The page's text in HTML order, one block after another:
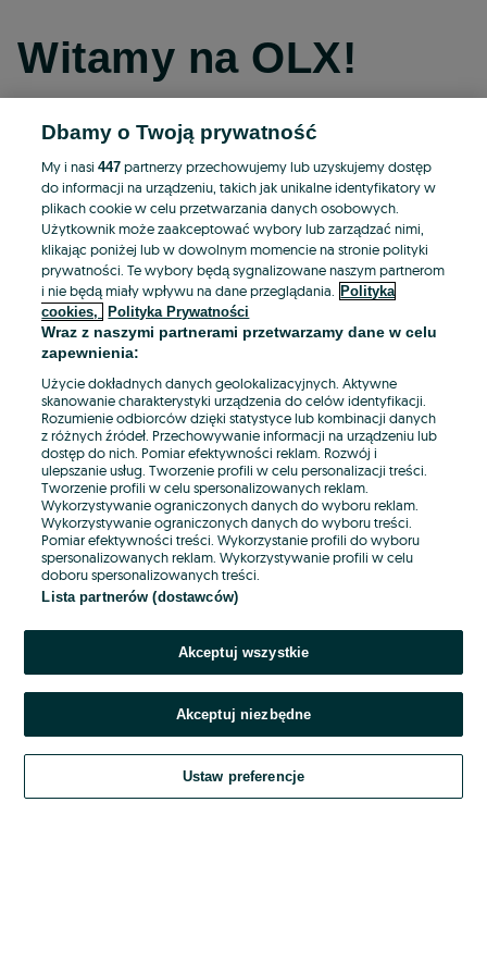
Witamy na OLX!
Kontynuuj przez Facebooka
Kontynuuj przez konto Apple
Kontynuuj przez konto Google
LUB
E-mail
Hasło
Nie pamiętasz hasła?
Zaloguj się
Kontynuując za pośrednictwem jednego z dostawców wskazanych powyżej,
Regulamin serwisu OLX.pl w jego aktualnym brzmieniu.
Dbamy o Twoją prywatność
My i nasi447 partnerzy przechowujemy lub uzyskujemy dostęp
do informacji na urządzeniu, takich jak unikalne identyfikatory w
plikach cookie w celu przetwarzania danych osobowych.
Użytkownik może zaakceptować wybory lub zarządzać nimi,
klikając poniżej lub w dowolnym momencie na stronie polityki
prywatności. Te wybory będą sygnalizowane naszym partnerom
i nie będą miały wpływu na dane przeglądania.
Polityka
cookies,
Polityka Prywatności
Wraz z naszymi partnerami przetwarzamy dane w celu
zapewnienia:
Użycie dokładnych danych geolokalizacyjnych. Aktywne
skanowanie charakterystyki urządzenia do celów identyfikacji.
Rozumienie odbiorców dzięki statystyce lub kombinacji danych
z różnych źródeł. Przechowywanie informacji na urządzeniu lub
dostęp do nich. Pomiar efektywności reklam. Rozwój i
ulepszanie usług. Tworzenie profili w celu personalizacji treści.
Tworzenie profili w celu spersonalizowanych reklam.
Wykorzystywanie ograniczonych danych do wyboru reklam.
Wykorzystywanie ograniczonych danych do wyboru treści.
Pomiar efektywności treści. Wykorzystanie profili do wyboru
spersonalizowanych reklam. Wykorzystywanie profili w celu
doboru spersonalizowanych treści.
Lista partnerów (dostawców)
Akceptuj wszystkie
Akceptuj niezbędne
Ustaw preferencje